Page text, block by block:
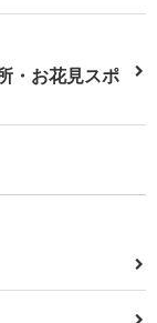
・お花見スポ